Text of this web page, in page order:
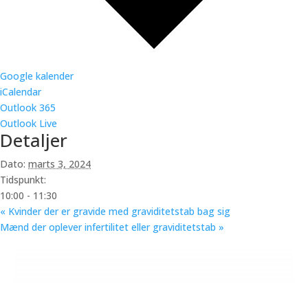
Google kalender
iCalendar
Outlook 365
Outlook Live
Detaljer
Dato: marts 3, 2024
Tidspunkt:
10:00 - 11:30
« Kvinder der er gravide med graviditetstab bag sig
Mænd der oplever infertilitet eller graviditetstab »